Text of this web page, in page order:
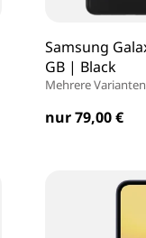
Samsung
GB | Black
Mehrere
nur 79,00 €